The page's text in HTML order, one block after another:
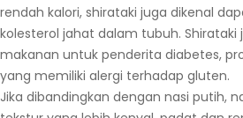
rendah kalori, shirataki juga dikenal
kolesterol jahat dalam tubuh.
makanan untuk penderita diabetes,
yang memiliki alergi terhadap gluten.
Jika dibandingkan dengan nasi putih,